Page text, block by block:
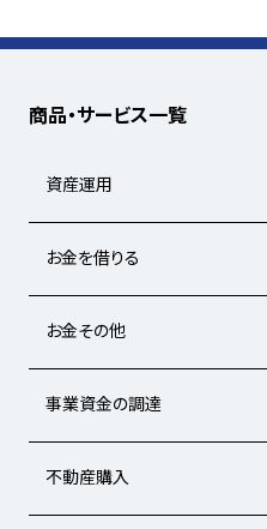
商品・サービス一覧
資産運用
お金を借りる
お金その他
事業資金の調達
不動産購入